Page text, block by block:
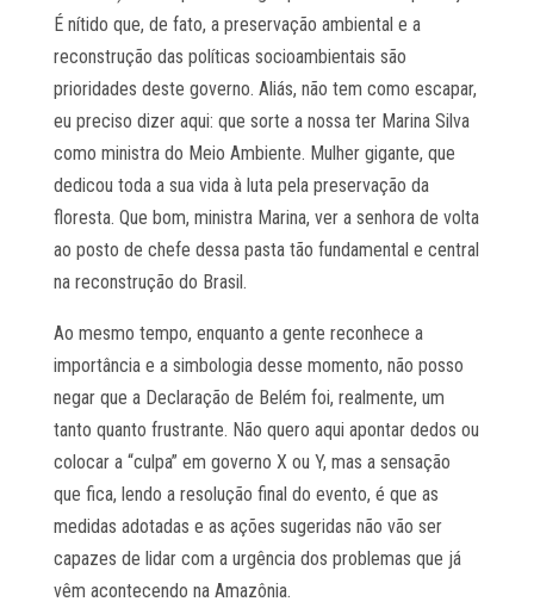
É nítido que, de fato, a preservação ambiental e a
reconstrução das políticas socioambientais são
prioridades deste governo. Aliás, não tem como escapar,
eu preciso dizer aqui: que sorte a nossa ter Marina Silva
como ministra do Meio Ambiente. Mulher gigante, que
dedicou toda a sua vida à luta pela preservação da
floresta. Que bom, ministra Marina, ver a senhora de volta
ao posto de chefe dessa pasta tão fundamental e central
na reconstrução do Brasil.
Ao mesmo tempo, enquanto a gente reconhece a
importância e a simbologia desse momento, não posso
negar que a Declaração de Belém foi, realmente, um
tanto quanto frustrante. Não quero aqui apontar dedos ou
colocar a “culpa” em governo X ou Y, mas a sensação
que fica, lendo a resolução final do evento, é que as
medidas adotadas e as ações sugeridas não vão ser
capazes de lidar com a urgência dos problemas que já
vêm acontecendo na Amazônia.